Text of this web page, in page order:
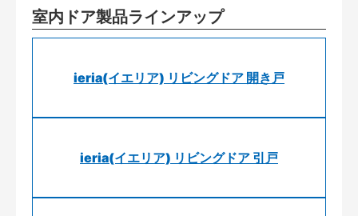
室内ドア製品ラインアップ
ieria(イエリア) リビングドア 開き戸
ieria(イエリア) リビングドア 引戸